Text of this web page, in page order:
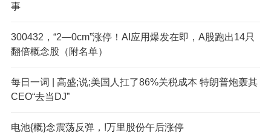
事
300432，“2—0cm”涨停！AI应用爆发在即，A股跑出14只
翻倍概念股（附名单）
每日一词 | 高盛;说;美国人扛了86%关税成本 特朗普炮轰其
CEO“去当DJ”
电池{概}念震荡反弹，!万里股份午后涨停